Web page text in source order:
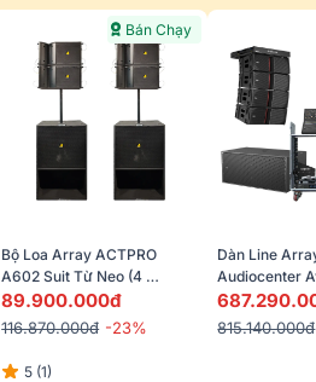
Bán Chạy
Bộ Loa Array ACTPRO
A602 Suit Từ Neo (4
TopA602N + 2 Sub
A618SN)
89.900.000đ
116.870.000đ -23%
5 (1)
Dàn Line
Audiocenter
(Audiocenter
Avanda
815.140.000đ